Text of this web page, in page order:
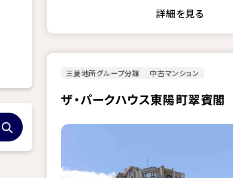
詳細を見る
三菱地所グループ分譲 中古マンション
ザ・パークハウス東陽町翠賓閣